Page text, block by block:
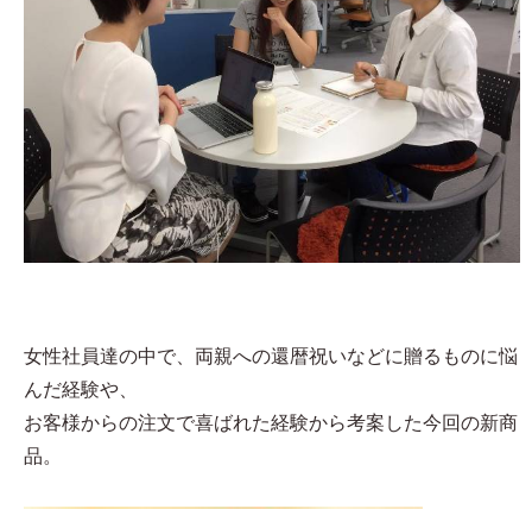
女性社員達の中で、両親への還暦祝いなどに贈るものに悩
んだ経験や、
お客様からの注文で喜ばれた経験から考案した今回の新商
品。